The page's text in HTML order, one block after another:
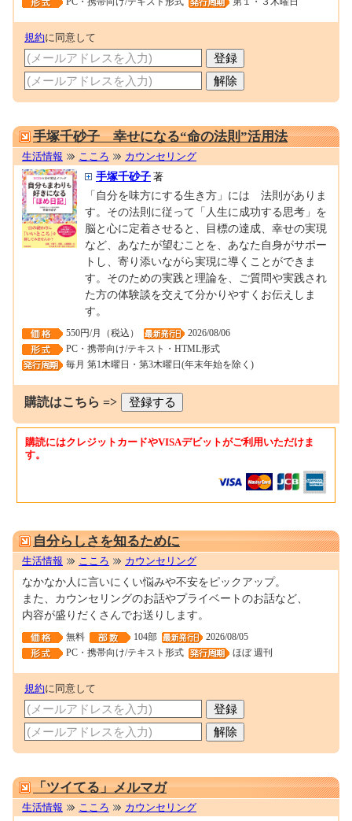
規約に同意して
手塚千砂子 幸せになる“命の法則”活用法
生活情報 こころ カウンセリング
手塚千砂子 著
「自分を味方にする生き方」には 法則がありま
す。その法則に従って「人生に成功する思考」を
脳と心に定着させると、目標の達成、幸せの実現
など、あなたが望むことを、あなた自身がサポー
トし、寄り添いながら実現に導くことができま
す。そのための実践と理論を、ご質問や実践され
た方の体験談を交えて分かりやすくお伝えしま
す。
550円/月（税込）
2026/08/06
PC・携帯向け/テキスト・HTML形式
毎月 第1木曜日・第3木曜日(年末年始を除く)
購読はこちら =>
購読にはクレジットカードやVISAデビットがご利用いただけま
す。
自分らしさを知るために
生活情報 こころ カウンセリング
なかなか人に言いにくい悩みや不安をピックアップ。
また、カウンセリングのお話やプライベートのお話など、
内容が盛りだくさんでお送りします。
無料 104部
2026/08/05
PC・携帯向け/テキスト形式
ほぼ 週刊
規約に同意して
「ツイてる」メルマガ
生活情報 こころ カウンセリング